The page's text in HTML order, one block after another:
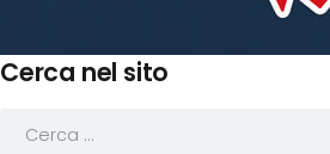
Cerca nel sito